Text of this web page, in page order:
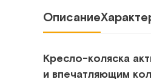
Описание
Кресло-коляска
и впечатляющим